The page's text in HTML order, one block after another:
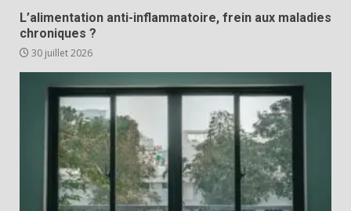
L’alimentation anti-inflammatoire, frein aux maladies
chroniques ?
30 juillet 2026